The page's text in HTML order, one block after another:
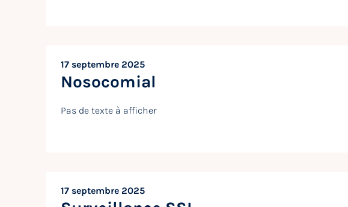
17 septembre 2025
Nosocomial
Pas de texte à afficher
17 septembre 2025